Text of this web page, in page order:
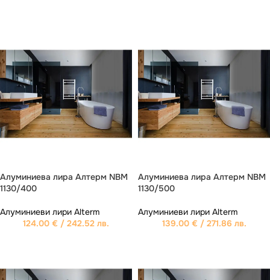
Алуминиева лира Aлтерм NBM
1130/400
Алуминиеви лири Alterm
124.00 € / 242.52 лв.
Алуминиева лира Aлтерм NBM
1130/500
Алуминиеви лири Alterm
139.00 € / 271.86 лв.